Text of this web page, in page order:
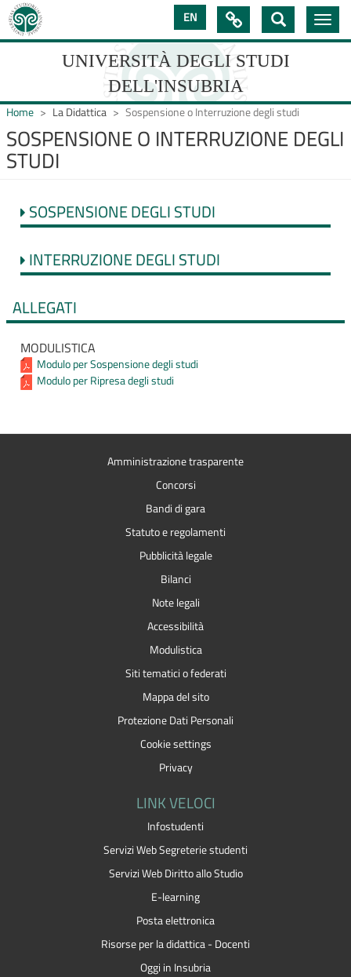
Salta
contenuto
EN
UNIVERSITÀ DEGLI STUDI
DELL'INSUBRIA
UNIVERSIT�
STUDI

Toggle
Home La Didattica Sospensione o Interruzione degli studi
SOSPENSIONE O INTERRUZIONE DEGLI
STUDI
SOSPENSIONE DEGLI STUDI
INTERRUZIONE DEGLI STUDI
ALLEGATI
MODULISTICA
Modulo per Sospensione degli studi
Modulo per Ripresa degli studi
Amministrazione trasparente
Concorsi
Bandi di gara
Statuto e regolamenti
Pubblicità legale
Bilanci
Note legali
Accessibilità
Modulistica
Siti tematici o federati
Mappa del sito
Protezione Dati Personali
Cookie settings
Privacy
LINK VELOCI
Infostudenti
Servizi Web Segreterie studenti
Servizi Web Diritto allo Studio
E-learning
Posta elettronica
Risorse per la didattica - Docenti
Oggi in Insubria